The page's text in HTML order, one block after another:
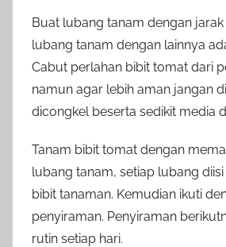
Buat lubang tanam dengan
lubang tanam dengan lainnya
Cabut perlahan bibit tomat dari
namun agar lebih aman jangan
dicongkel beserta sedikit media
Tanam bibit tomat dengan
lubang tanam, setiap lubang
bibit tanaman. Kemudian ikuti
penyiraman. Penyiraman
rutin setiap hari.